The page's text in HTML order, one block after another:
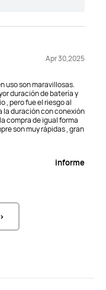
524mAh.
de la frecuencia
en tiempo real
Apr 30,2025
uso son maravillosas.
duración de batería y
, pero fue el riesgo al
la duración con conexión
compra de igual forma
son muy rápidas , gran
informe